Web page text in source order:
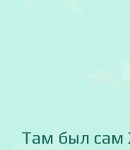
Там был сам